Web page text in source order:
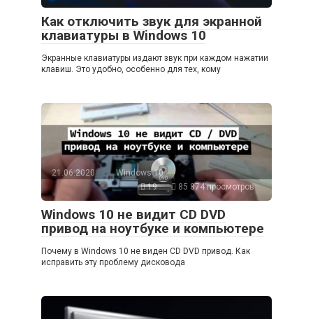
Как отключить звук для экранной
клавиатуры в Windows 10
Экранные клавиатуры издают звук при каждом нажатии
клавиш. Это удобно, особенно для тех, кому
21.06.2020
Windows 10
19
85 874 просмотров
Windows 10 не видит CD DVD
привод на ноутбуке и компьютере
Почему в Windows 10 не виден CD DVD привод. Как
исправить эту проблему дисковода